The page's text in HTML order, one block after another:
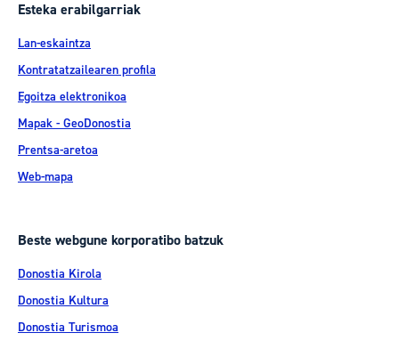
Esteka erabilgarriak
Lan-eskaintza
Kontratatzailearen profila
Egoitza elektronikoa
Mapak - GeoDonostia
Prentsa-aretoa
Web-mapa
Beste webgune korporatibo batzuk
Donostia Kirola
Donostia Kultura
Donostia Turismoa